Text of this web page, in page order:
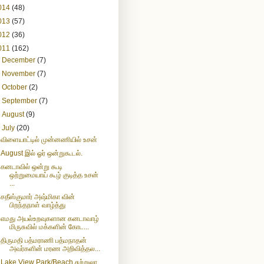
(48)
(57)
(36)
(162)
December(7)
November(7)
October(2)
September(7)
August(9)
July(20)
விளையாட்டில் முன்னணியில் உசன்
August இல் ஓர் ஒன்றுகூடல்.
கனடாவில் ஒன்று கூடி
ஒற்றுமையாய் கூழ் குடித்த உசன்
சதீஸ்குமார் அஷ்மிகா வின்
பிறந்தநாள் வாழ்த்து
எமது அயல்உறவுகளான கனடாவாழ்
மிருசுவில் மக்களின் கோட...
திருமதி பத்மராணி பத்மநாதன்
அவர்களின் மரண அறிவித்தல...
Lake View Park/Beach சுற்றுலா